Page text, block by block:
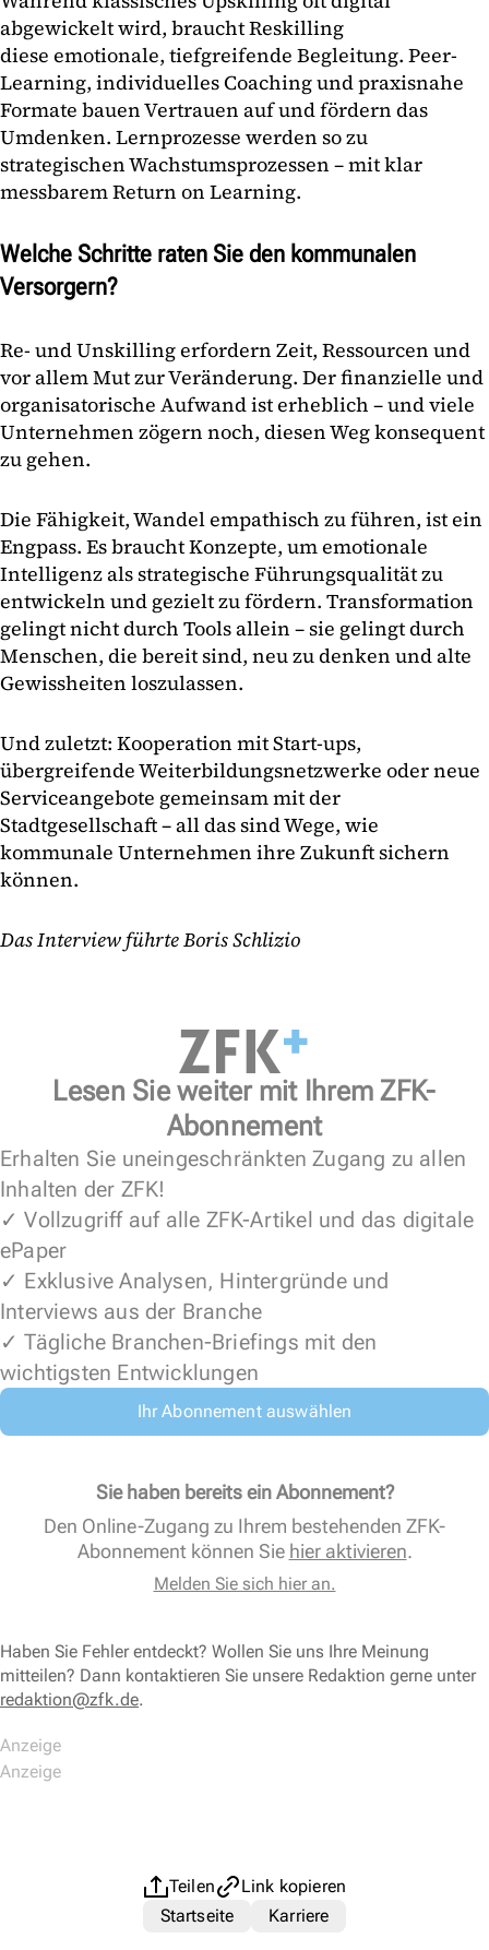
abgewickelt wird, braucht Reskilling
diese emotionale, tiefgreifende Begleitung. Peer-
Learning, individuelles Coaching und praxisnahe
Formate bauen Vertrauen auf und fördern das
Umdenken. Lernprozesse werden so zu
strategischen Wachstumsprozessen – mit klar
messbarem Return on Learning.
Welche Schritte raten Sie den kommunalen
Versorgern?
Re- und Unskilling erfordern Zeit, Ressourcen und
vor allem Mut zur Veränderung. Der finanzielle und
organisatorische Aufwand ist erheblich – und viele
Unternehmen zögern noch, diesen Weg konsequent
zu gehen.
Die Fähigkeit, Wandel empathisch zu führen, ist ein
Engpass. Es braucht Konzepte, um emotionale
Intelligenz als strategische Führungsqualität zu
entwickeln und gezielt zu fördern. Transformation
gelingt nicht durch Tools allein – sie gelingt durch
Menschen, die bereit sind, neu zu denken und alte
Gewissheiten loszulassen.
Und zuletzt: Kooperation mit Start-ups,
übergreifende Weiterbildungsnetzwerke oder neue
Serviceangebote gemeinsam mit der
Stadtgesellschaft – all das sind Wege, wie
kommunale Unternehmen ihre Zukunft sichern
können.
Das Interview führte Boris Schlizio
Lesen Sie weiter mit Ihrem ZFK-
Abonnement
Erhalten Sie uneingeschränkten Zugang zu allen
Inhalten der ZFK!
✓ Vollzugriff auf alle ZFK-Artikel und das digitale
ePaper
✓ Exklusive Analysen, Hintergründe und
Interviews aus der Branche
✓ Tägliche Branchen-Briefings mit den
wichtigsten Entwicklungen
Ihr Abonnement auswählen
Sie haben bereits ein Abonnement?
Den Online-Zugang zu Ihrem bestehenden ZFK-
Abonnement können Sie hier aktivieren.
Melden Sie sich hier an.
Haben Sie Fehler entdeckt? Wollen Sie uns Ihre Meinung
mitteilen? Dann kontaktieren Sie unsere Redaktion gerne unter
redaktion@zfk.de.
Teilen
Link kopieren
Startseite
Karriere